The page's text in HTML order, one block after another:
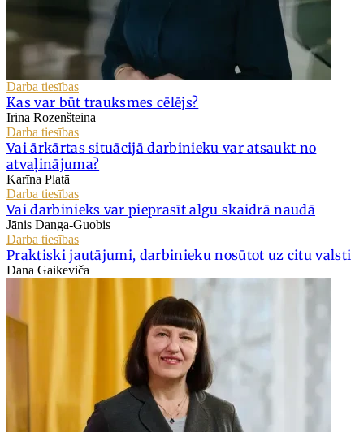
Darba tiesības
Kas var būt trauksmes cēlējs?
Irina Rozenšteina
Darba tiesības
Vai ārkārtas situācijā darbinieku var atsaukt no
atvaļinājuma?
Karīna Platā
Darba tiesības
Vai darbinieks var pieprasīt algu skaidrā naudā
Jānis Danga-Guobis
Darba tiesības
Praktiski jautājumi, darbinieku nosūtot uz citu valsti
Dana Gaikeviča